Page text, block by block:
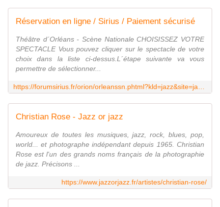
Réservation en ligne / Sirius / Paiement sécurisé
Théâtre d´Orléans - Scène Nationale CHOISISSEZ VOTRE
SPECTACLE Vous pouvez cliquer sur le spectacle de votre
choix dans la liste ci-dessus.L´étape suivante va vous
permettre de sélectionner...
Christian Rose - Jazz or jazz
Amoureux de toutes les musiques, jazz, rock, blues, pop,
world... et photographe indépendant depuis 1965. Christian
Rose est l'un des grands noms français de la photographie
de jazz. Précisons ...
https://www.jazzorjazz.fr/artistes/christian-rose/